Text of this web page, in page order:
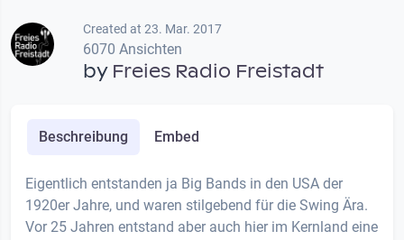
Created at 23. Mar. 2017
6070 Ansichten
by Freies Radio Freistadt
Beschreibung Embed
Eigentlich entstanden ja Big Bands in den USA der
1920er Jahre, und waren stilgebend für die Swing Ära.
Vor 25 Jahren entstand aber auch hier im Kernland eine